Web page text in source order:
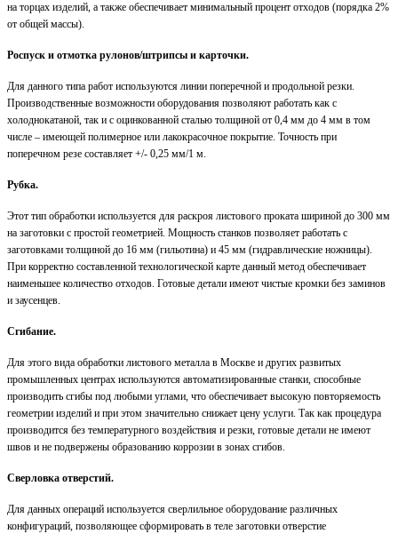
на торцах изделий, а также обеспечивает минимальный процент отходов (порядка 2%
от общей массы).
Роспуск и отмотка рулонов/штрипсы и карточки.
Для данного типа работ используются линии поперечной и продольной резки.
Производственные возможности оборудования позволяют работать как с
холоднокатаной, так и с оцинкованной сталью толщиной от 0,4 мм до 4 мм в том
числе – имеющей полимерное или лакокрасочное покрытие. Точность при
поперечном резе составляет +/- 0,25 мм/1 м.
Рубка.
Этот тип обработки используется для раскроя листового проката шириной до 300 мм
на заготовки с простой геометрией. Мощность станков позволяет работать с
заготовками толщиной до 16 мм (гильотина) и 45 мм (гидравлические ножницы).
При корректно составленной технологической карте данный метод обеспечивает
наименьшее количество отходов. Готовые детали имеют чистые кромки без заминов
и заусенцев.
Сгибание.
Для этого вида обработки листового металла в Москве и других развитых
промышленных центрах используются автоматизированные станки, способные
производить сгибы под любыми углами, что обеспечивает высокую повторяемость
геометрии изделий и при этом значительно снижает цену услуги. Так как процедура
производится без температурного воздействия и резки, готовые детали не имеют
швов и не подвержены образованию коррозии в зонах сгибов.
Сверловка отверстий.
Для данных операций используется сверлильное оборудование различных
конфигураций, позволяющее сформировать в теле заготовки отверстие